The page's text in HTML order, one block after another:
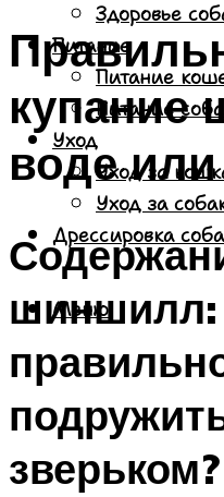
Здоровье
Питание
Питание
Питание
Уход
Уход за
Уход за
Дрессировка
Меню
купание
воде или
шиншилл:
зверьком?